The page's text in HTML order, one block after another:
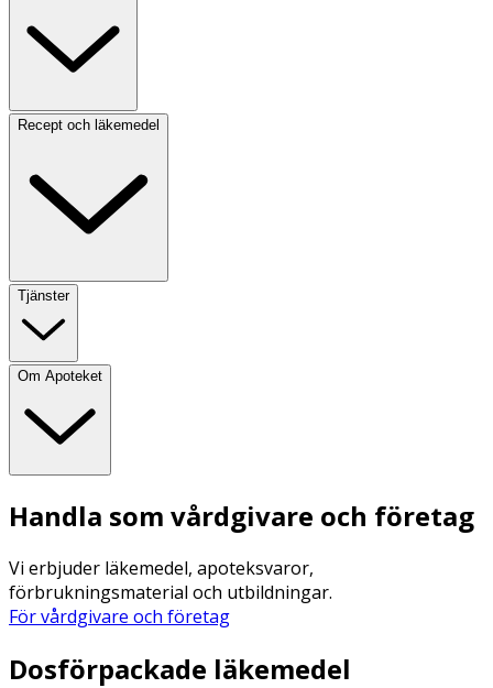
Recept och läkemedel
Tjänster
Om Apoteket
Handla som vårdgivare och företag
Vi erbjuder läkemedel, apoteksvaror,
förbrukningsmaterial och utbildningar.
För vårdgivare och företag
Dosförpackade läkemedel